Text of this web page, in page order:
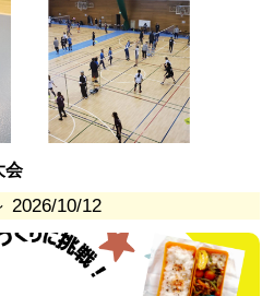
会
2026/10/12